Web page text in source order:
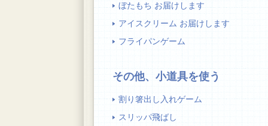
ぼたもち お届けします
アイスクリーム お届けします
フライパンゲーム
その他、小道具を使う
割り箸出し入れゲーム
スリッパ飛ばし